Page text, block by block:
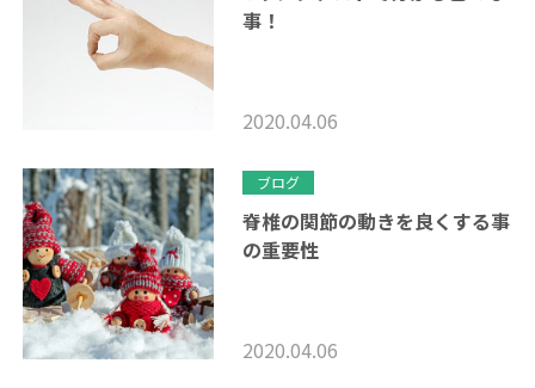
事！
2020.04.06
ブログ
脊椎の関節の動きを良くする事
の重要性
2020.04.06